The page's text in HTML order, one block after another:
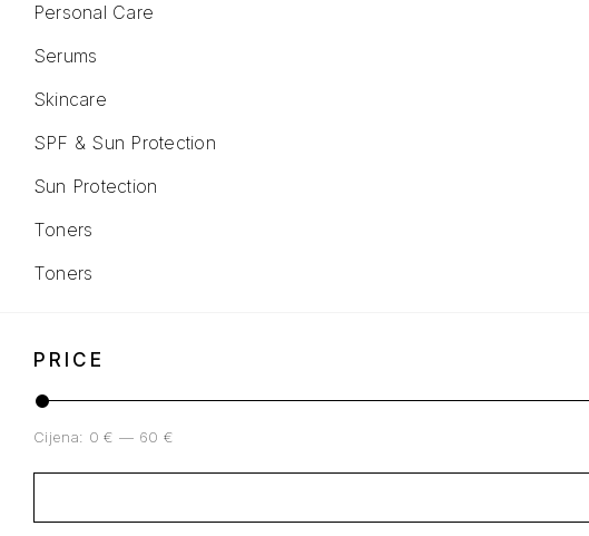
Personal Care
Serums
Skincare
SPF & Sun Protection
Sun Protection
Toners
Toners
PRICE
Cijena: 0 € — 60 €